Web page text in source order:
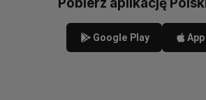
Google Play